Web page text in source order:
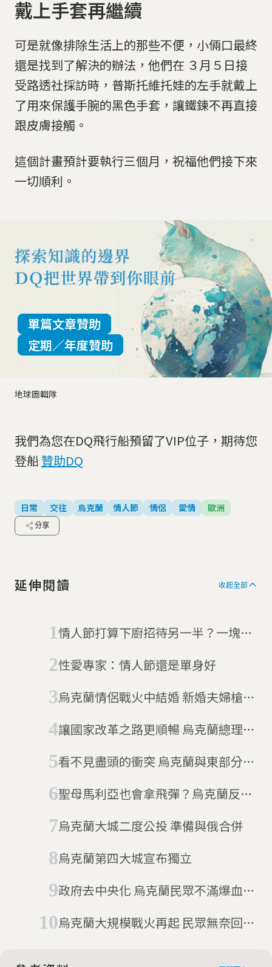
戴上手套再繼續
可是就像排除生活上的那些不便，小倆口最終
還是找到了解決的辦法，他們在 ３月５日接
受路透社採訪時，普斯托維托娃的左手就戴上
了用來保護手腕的黑色手套，讓鐵鍊不再直接
跟皮膚接觸。
這個計畫預計要執行三個月，祝福他們接下來
一切順利。
地球圖輯隊
單篇文章贊助
定期／年度贊助
我們為您在DQ飛行船預留了VIP位子，期待您
登船贊助DQ
日常 交往 烏克蘭 情人節 情侶 愛情 歐洲
分享
延伸閱讀 收起全部
情人節打算下廚招待另一半？一塊好
性愛專家：情人節還是單身好
烏克蘭情侶戰火中結婚 新婚夫婦槍炮
讓國家改革之路更順暢 烏克蘭總理請
看不見盡頭的衝突 烏克蘭與東部分離
聖母馬利亞也會拿飛彈？烏克蘭反戰
烏克蘭大城二度公投 準備與俄合併
烏克蘭第四大城宣布獨立
政府去中央化 烏克蘭民眾不滿爆血腥
烏克蘭大規模戰火再起 民眾無奈回不